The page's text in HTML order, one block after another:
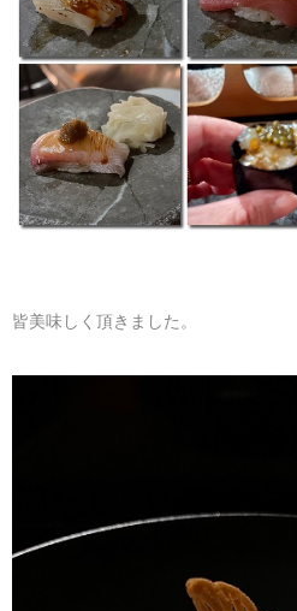
皆美味しく頂きました。